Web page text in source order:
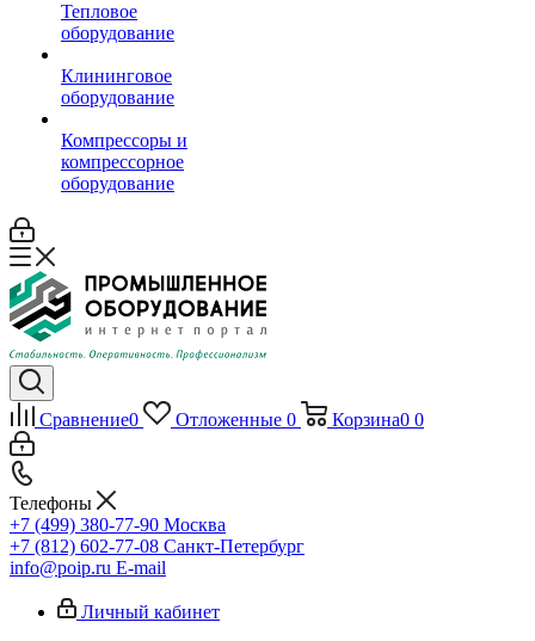
Тепловое
оборудование
Клининговое
оборудование
Компрессоры и
компрессорное
оборудование
Сравнение0 Отложенные 0 Корзина0 0
Телефоны
+7 (499) 380-77-90 Москва
+7 (812) 602-77-08 Санкт-Петербург
info@poip.ru E-mail
Личный кабинет